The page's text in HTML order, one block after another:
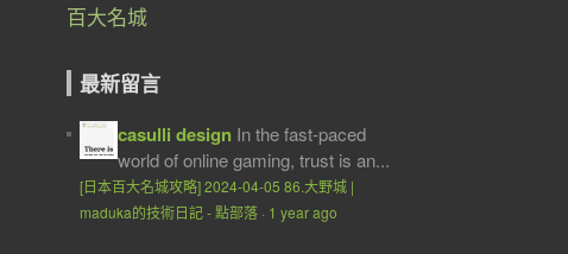
百大名城
最新留言
casulli design In the fast-paced
world of online gaming, trust is an...
[日本百大名城攻略] 2024-04-05 86.大野城 |
maduka的技術日記 - 點部落 · 1 year ago